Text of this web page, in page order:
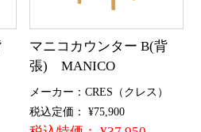
マニコカウンター B(背
張) MANICO
メーカー：CRES（クレス）
税込定価： ¥75,900